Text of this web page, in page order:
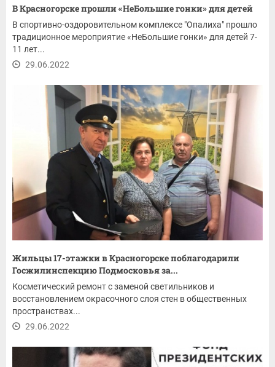
В Красногорске прошли «НеБольшие гонки» для детей
В спортивно-оздоровительном комплексе "Опалиха" прошло
традиционное мероприятие «НеБольшие гонки» для детей 7-
11 лет...
29.06.2022
Жильцы 17-этажки в Красногорске поблагодарили
Госжилинспекцию Подмосковья за...
Косметический ремонт с заменой светильников и
восстановлением окрасочного слоя стен в общественных
пространствах...
29.06.2022